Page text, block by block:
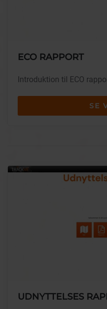
ECO RAPPORT
Introduktion til ECO
SE
UDNYTTELSES